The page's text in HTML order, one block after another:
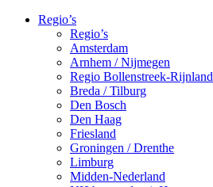
Regio’s
Regio’s
Amsterdam
Arnhem / Nijmegen
Regio Bollenstreek-Rijnland
Breda / Tilburg
Den Bosch
Den Haag
Friesland
Groningen / Drenthe
Limburg
Midden-Nederland